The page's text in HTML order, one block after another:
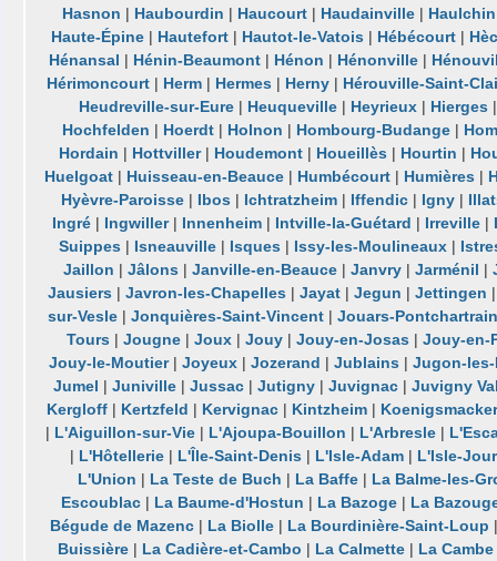
Hasnon | Haubourdin | Haucourt| Haudainville| Haulchin
Haute-Épine | Hautefort | Hautot-le-Vatois | Hébécourt |
Hénansal | Hénin-Beaumont| Hénon | Hénonville|
Hérimoncourt | Herm | Hermes | Herny | Hérouville-Saint-
Heudreville-sur-Eure| Heuqueville| Heyrieux| Hierges
Hochfelden | Hoerdt| Holnon | Hombourg-Budange|
Hordain | Hottviller| Houdemont | Houeillès | Hourtin |
Huelgoat | Huisseau-en-Beauce | Humbécourt | Humières |
Hyèvre-Paroisse | Ibos | Ichtratzheim | Iffendic | Igny |
Ingré| Ingwiller| Innenheim| Intville-la-Guétard | Irreville|
Suippes| Isneauville| Isques| Issy-les-Moulineaux|
Jaillon |Jâlons |Janville-en-Beauce |Janvry |Jarménil |
Jausiers |Javron-les-Chapelles |Jayat |Jegun |Jettingen
sur-Vesle |Jonquières-Saint-Vincent |Jouars-
Tours |Jougne |Joux |Jouy |Jouy-en-Josas |Jouy-en-
Jouy-le-Moutier| Joyeux| Jozerand | Jublains| Jugon-
Jumel |Juniville |Jussac |Jutigny |Juvignac |Juvigny
Kergloff | Kertzfeld | Kervignac | Kintzheim |
| L'Aiguillon-sur-Vie | L'Ajoupa-Bouillon | L'Arbresle |
| L'Hôtellerie| L'Île-Saint-Denis| L'Isle-Adam| L'Isle-
L'Union | La Teste de Buch | La Baffe| La Balme-les-
Escoublac| La Baume-d'Hostun | La Bazoge| La
Bégude de Mazenc | La Biolle | La Bourdinière-Saint-Loup
Buissière| La Cadière-et-Cambo | La Calmette| La Cambe